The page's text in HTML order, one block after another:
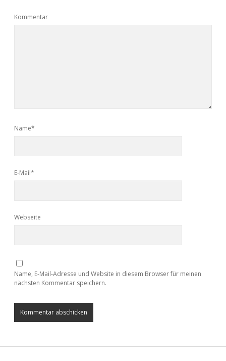
Kommentar
Name*
E-Mail*
Webseite
Name, E-Mail-Adresse und Website in diesem Browser für meinen
nächsten Kommentar speichern.